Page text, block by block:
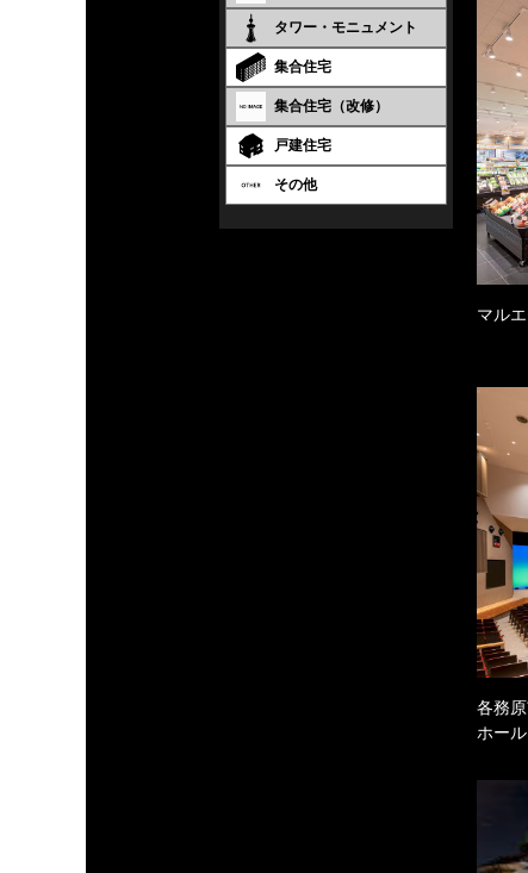
タワー・モニュメント
集合住宅
集合住宅（改修）
戸建住宅
その他
マル
各務
ホール